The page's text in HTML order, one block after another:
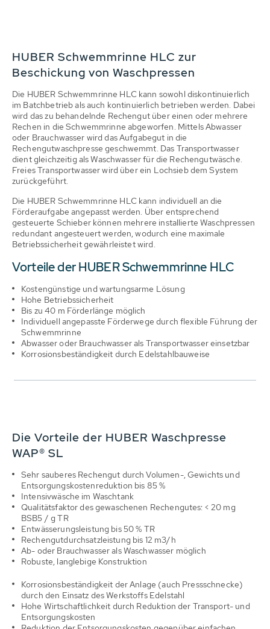
HUBER Schwemmrinne HLC zur
Beschickung von Waschpressen
Die HUBER Schwemmrinne HLC kann sowohl diskontinuierlich
im Batchbetrieb als auch kontinuierlich betrieben werden. Dabei
wird das zu behandelnde Rechengut über einen oder mehrere
Rechen in die Schwemmrinne abgeworfen. Mittels Abwasser
oder Brauchwasser wird das Aufgabegut in die
Rechengutwaschpresse geschwemmt. Das Transportwasser
dient gleichzeitig als Waschwasser für die Rechengutwäsche.
Freies Transportwasser wird über ein Lochsieb dem System
zurückgeführt.
Die HUBER Schwemmrinne HLC kann individuell an die
Förderaufgabe angepasst werden. Über entsprechend
gesteuerte Schieber können mehrere installierte Waschpressen
redundant angesteuert werden, wodurch eine maximale
Betriebssicherheit gewährleistet wird.
Vorteile der HUBER Schwemmrinne HLC
Kostengünstige und wartungsarme Lösung
Hohe Betriebssicherheit
Bis zu 40 m Förderlänge möglich
Individuell angepasste Förderwege durch flexible Führung der
Schwemmrinne
Abwasser oder Brauchwasser als Transportwasser einsetzbar
Korrosionsbeständigkeit durch Edelstahlbauweise
Die Vorteile der HUBER Waschpresse
WAP® SL
Sehr sauberes Rechengut durch Volumen-, Gewichts und
Entsorgungskostenreduktion bis 85 %
Intensivwäsche im Waschtank
Qualitätsfaktor des gewaschenen Rechengutes: < 20 mg
BSB5 / g TR
Entwässerungsleistung bis 50 % TR
Rechengutdurchsatzleistung bis 12 m3/h
Ab- oder Brauchwasser als Waschwasser möglich
Robuste, langlebige Konstruktion
Korrosionsbeständigkeit der Anlage (auch Pressschnecke)
durch den Einsatz des Werkstoffs Edelstahl
Hohe Wirtschaftlichkeit durch Reduktion der Transport- und
Entsorgungskosten